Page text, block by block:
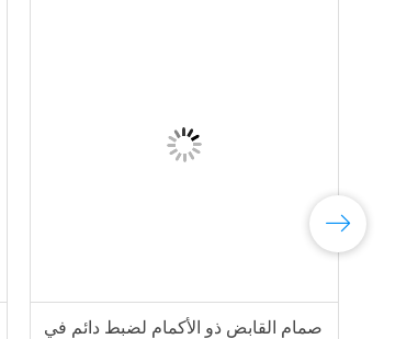
صمام القابض ذو الأكمام لضبط دائم في